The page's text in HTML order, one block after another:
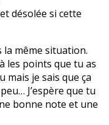
désolée si cette
la même situation.
les points que tu as
mais je sais que ça
J’espère que tu
bonne note et une